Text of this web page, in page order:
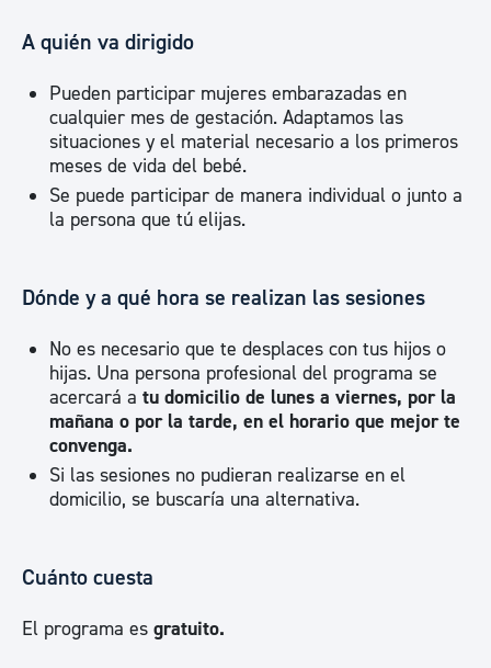
A quién va dirigido
Pueden participar mujeres embarazadas en
cualquier mes de gestación. Adaptamos las
situaciones y el material necesario a los primeros
meses de vida del bebé.
Se puede participar de manera individual o junto a
la persona que tú elijas.
Dónde y a qué hora se realizan las sesiones
No es necesario que te desplaces con tus hijos o
hijas. Una persona profesional del programa se
acercará a tu domicilio de lunes a viernes, por la
mañana o por la tarde, en el horario que mejor te
convenga.
Si las sesiones no pudieran realizarse en el
domicilio, se buscaría una alternativa.
Cuánto cuesta
El programa es gratuito.